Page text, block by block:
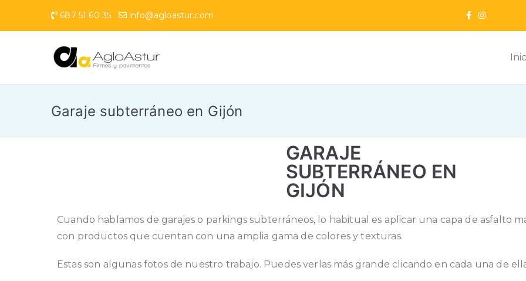
687 51 60 35 info@agloastur.com
Garaje subterráneo en Gijón
GARAJE
SUBTERRÁNEO EN
GIJÓN
Cuando hablamos de garajes o parkings subterráneos, lo habitual es aplicar una capa de asfalto
con productos que cuentan con una amplia gama de colores y texturas.
Estas son algunas fotos de nuestro trabajo. Puedes verlas más grande clicando en cada una de